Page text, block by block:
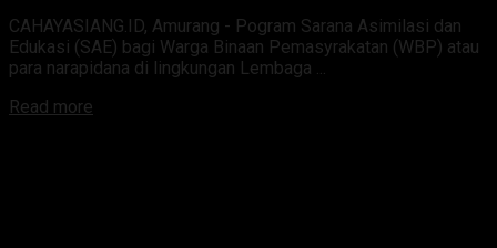
CAHAYASIANG.ID, Amurang - Pogram Sarana Asimilasi dan
Edukasi (SAE) bagi Warga Binaan Pemasyrakatan (WBP) atau
para narapidana di lingkungan Lembaga ...
Read more